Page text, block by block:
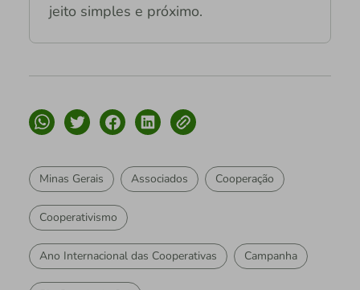
jeito simples e próximo.
Minas Gerais Associados Cooperação
Cooperativismo
Ano Internacional das Cooperativas Campanha